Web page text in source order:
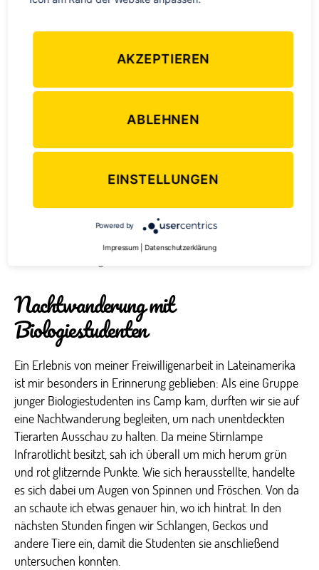
entfernt wohnten. Schnell gewöhnte ich mich daran,
entweder in brütender Hitze oder im strömenden Regen zu
Nachtwanderung mit
Biologiestudenten
Ein Erlebnis von meiner Freiwilligenarbeit in Lateinamerika
ist mir besonders in Erinnerung geblieben: Als eine Gruppe
junger Biologiestudenten ins Camp kam, durften wir sie auf
eine Nachtwanderung begleiten, um nach unentdeckten
Tierarten Ausschau zu halten. Da meine Stirnlampe
Infrarotlicht besitzt, sah ich überall um mich herum grün
und rot glitzernde Punkte. Wie sich herausstellte, handelte
es sich dabei um Augen von Spinnen und Fröschen. Von da
an schaute ich etwas genauer hin, wo ich hintrat. In den
nächsten Stunden fingen wir Schlangen, Geckos und
andere Tiere ein, damit die Studenten sie anschließend
untersuchen konnten.
AKZEPTIEREN
ABLEHNEN
EINSTELLUNGEN
Powered by
Impressum Datenschutzerklärung